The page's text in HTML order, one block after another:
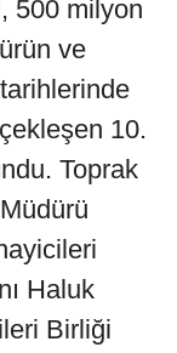
500 milyon
ve
10.
Toprak
Haluk
Birliği